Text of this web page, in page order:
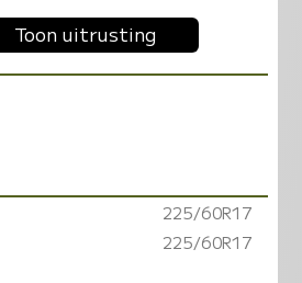
Toon uitrusting
225/60R17
225/60R17